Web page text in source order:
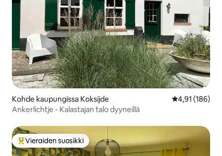
Kohde kaupungissa Koksijde
4,91 (186)
Ankerlichtje - Kalastajan talo dyyneillä
Vieraiden suosikkien parhaimmistoa
Vieraiden suosikki